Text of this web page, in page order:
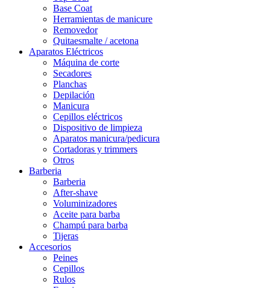
Base Coat
Herramientas de manicure
Removedor
Quitaesmalte / acetona
Aparatos Eléctricos
Máquina de corte
Secadores
Planchas
Depilación
Manicura
Cepillos eléctricos
Dispositivo de limpieza
Aparatos manicura/pedicura
Cortadoras y trimmers
Otros
Barberia
Barberia
After-shave
Voluminizadores
Aceite para barba
Champú para barba
Tijeras
Accesorios
Peines
Cepillos
Rulos